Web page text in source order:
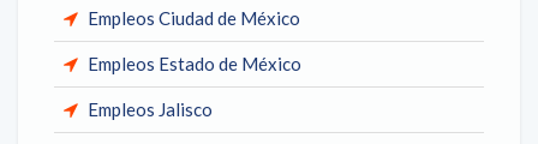
Empleos Ciudad de México
Empleos Estado de México
Empleos Jalisco